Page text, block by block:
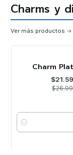
Charms y
Ver más productos
Charm
Cantidad